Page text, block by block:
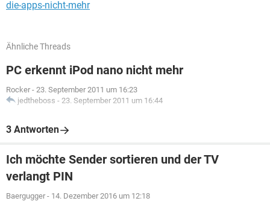
die-apps-nicht-mehr
Ähnliche Threads
PC erkennt iPod nano nicht mehr
Rocker - 23. September 2011 um 16:23
jedtheboss - 23. September 2011 um 16:44
3 Antworten
Ich möchte Sender sortieren und der TV
verlangt PIN
Baergugger - 14. Dezember 2016 um 12:18